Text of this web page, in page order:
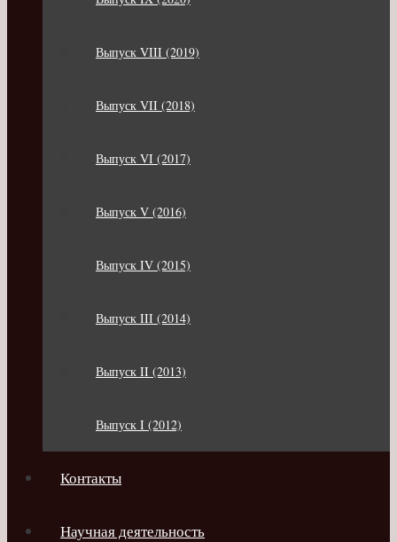
Выпуск VIII (2019)
Выпуск VII (2018)
Выпуск VI (2017)
Выпуск V (2016)
Выпуск IV (2015)
Выпуск III (2014)
Выпуск II (2013)
Выпуск I (2012)
Контакты
Научная деятельность